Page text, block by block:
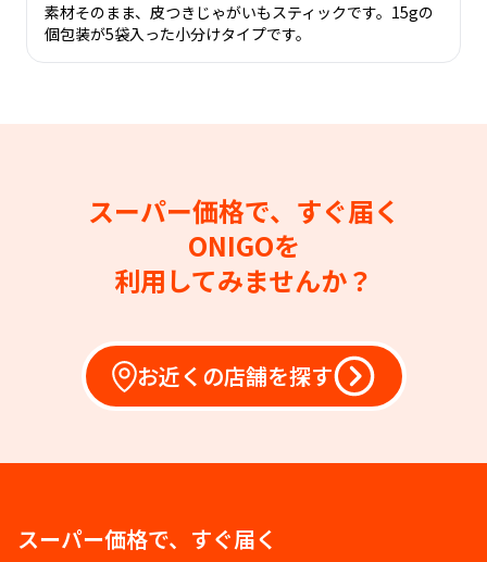
素材そのまま、皮つきじゃがいもスティックです。15gの
個包装が5袋入った小分けタイプです。
スーパー価格で、すぐ届く
ONIGOを
利用してみませんか？
お近くの店舗を探す
スーパー価格で、すぐ届く